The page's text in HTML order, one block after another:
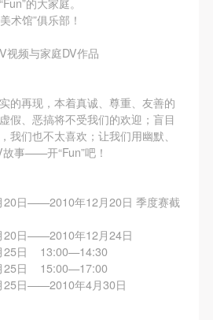
术馆”俱乐部！
视频与家庭DV作品
的再现，本着真诚、尊重、友善的
假、恶搞将不受我们的欢迎；盲目
我们也不太喜欢；让我们用幽默、
事——开“Fun”吧！
20日——2010年12月20日 季度赛截
20日——2010年12月24日
25日 13:00—14:30
25日 15:00—17:00
25日——2010年4月30日